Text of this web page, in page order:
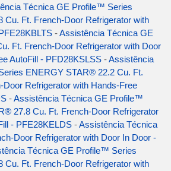
Técnica GE Profile™ Series
Cu. Ft. French-Door Refrigerator with
-Assistência Técnica GE
Ft. French-Door Refrigerator with Door
AutoFill - PFD28KSLSS -Assistência
ENERGY STAR® 22.2 Cu. Ft.
Refrigerator with Hands-Free
-Assistência Técnica GE Profile™
27.8 Cu. Ft. French-Door Refrigerator
- PFE28KELDS -Assistência Técnica
Door Refrigerator with Door In Door -
Técnica GE Profile™ Series
Cu. Ft. French-Door Refrigerator with